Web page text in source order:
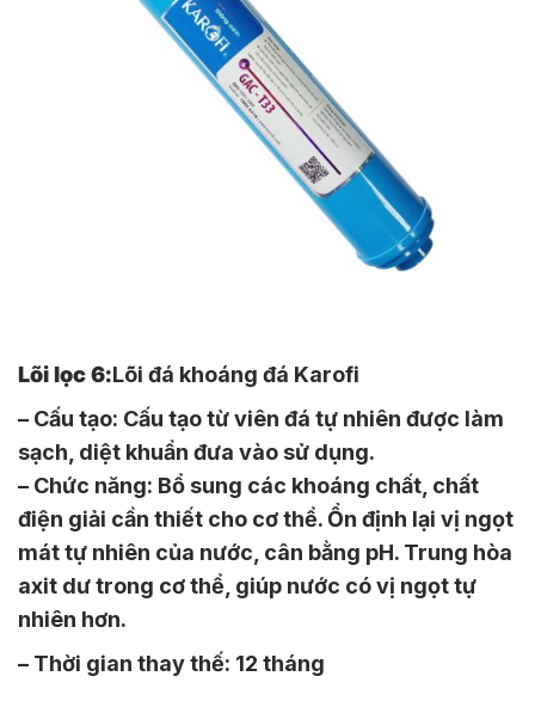
Lõi lọc 6:Lõi đá khoáng đá Karofi
– Cấu tạo: Cấu tạo từ viên đá tự nhiên được làm
sạch, diệt khuẩn đưa vào sử dụng.
– Chức năng: Bổ sung các khoáng chất, chất
điện giải cần thiết cho cơ thể. Ổn định lại vị ngọt
mát tự nhiên của nước, cân bằng pH. Trung hòa
axit dư trong cơ thể, giúp nước có vị ngọt tự
nhiên hơn.
– Thời gian thay thế: 12 tháng